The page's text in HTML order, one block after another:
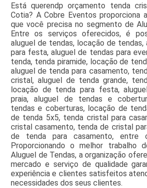
Está querendp orçamento tenda
Cotia? A Cobre Eventos proporciona
que você precisa no segmento de
Entre os serviços oferecidos, é
aluguel de tendas, locação de tendas,
para festa, aluguel de tendas para
tenda, tenda piramide, locação de
aluguel de tenda para casamento,
cristal, aluguel de tenda grande,
locação de tenda para festa,
praia, aluguel de tendas e
tendas e coberturas, locação de
de tenda 5x5, tenda cristal para
cristal casamento, tenda de cristal
de tenda para casamento, entre
Proporcionando o melhor trabalho
Aluguel de Tendas, a organização
mercado e serviço de qualidade
experiência e clientes satisfeitos
necessidades dos seus clientes.